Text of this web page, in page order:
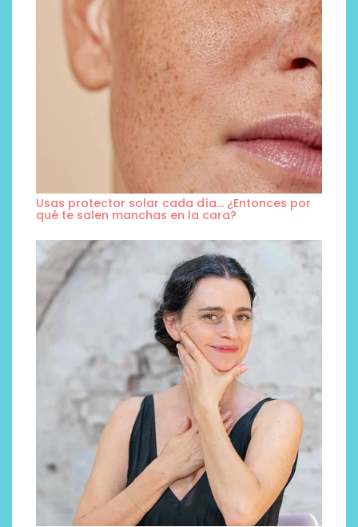
Usas protector solar cada día… ¿Entonces por
qué te salen manchas en la cara?